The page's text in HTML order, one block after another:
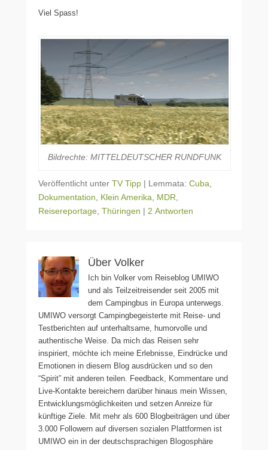
Viel Spass!
Bildrechte: MITTELDEUTSCHER RUNDFUNK
Veröffentlicht unter TV Tipp | Lemmata: Cuba,
Dokumentation, Klein Amerika, MDR,
Reisereportage, Thüringen | 2 Antworten
Über Volker
Ich bin Volker vom Reiseblog UMIWO
und als Teilzeitreisender seit 2005 mit
dem Campingbus in Europa unterwegs.
UMIWO versorgt Campingbegeisterte mit Reise- und
Testberichten auf unterhaltsame, humorvolle und
authentische Weise. Da mich das Reisen sehr
inspiriert, möchte ich meine Erlebnisse, Eindrücke und
Emotionen in diesem Blog ausdrücken und so den
“Spirit” mit anderen teilen. Feedback, Kommentare und
Live-Kontakte bereichern darüber hinaus mein Wissen,
Entwicklungsmöglichkeiten und setzen Anreize für
künftige Ziele. Mit mehr als 600 Blogbeiträgen und über
3.000 Followern auf diversen sozialen Plattformen ist
UMIWO ein in der deutschsprachigen Blogosphäre